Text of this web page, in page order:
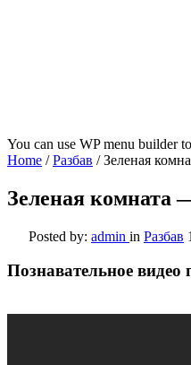
You can use WP menu builder
Home /Разбав /Зеленая
Зеленая комната
Posted by: admin in Разбав
Познавательное видео